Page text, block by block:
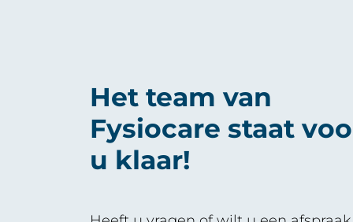
Het team van
Fysiocare staat
u klaar!